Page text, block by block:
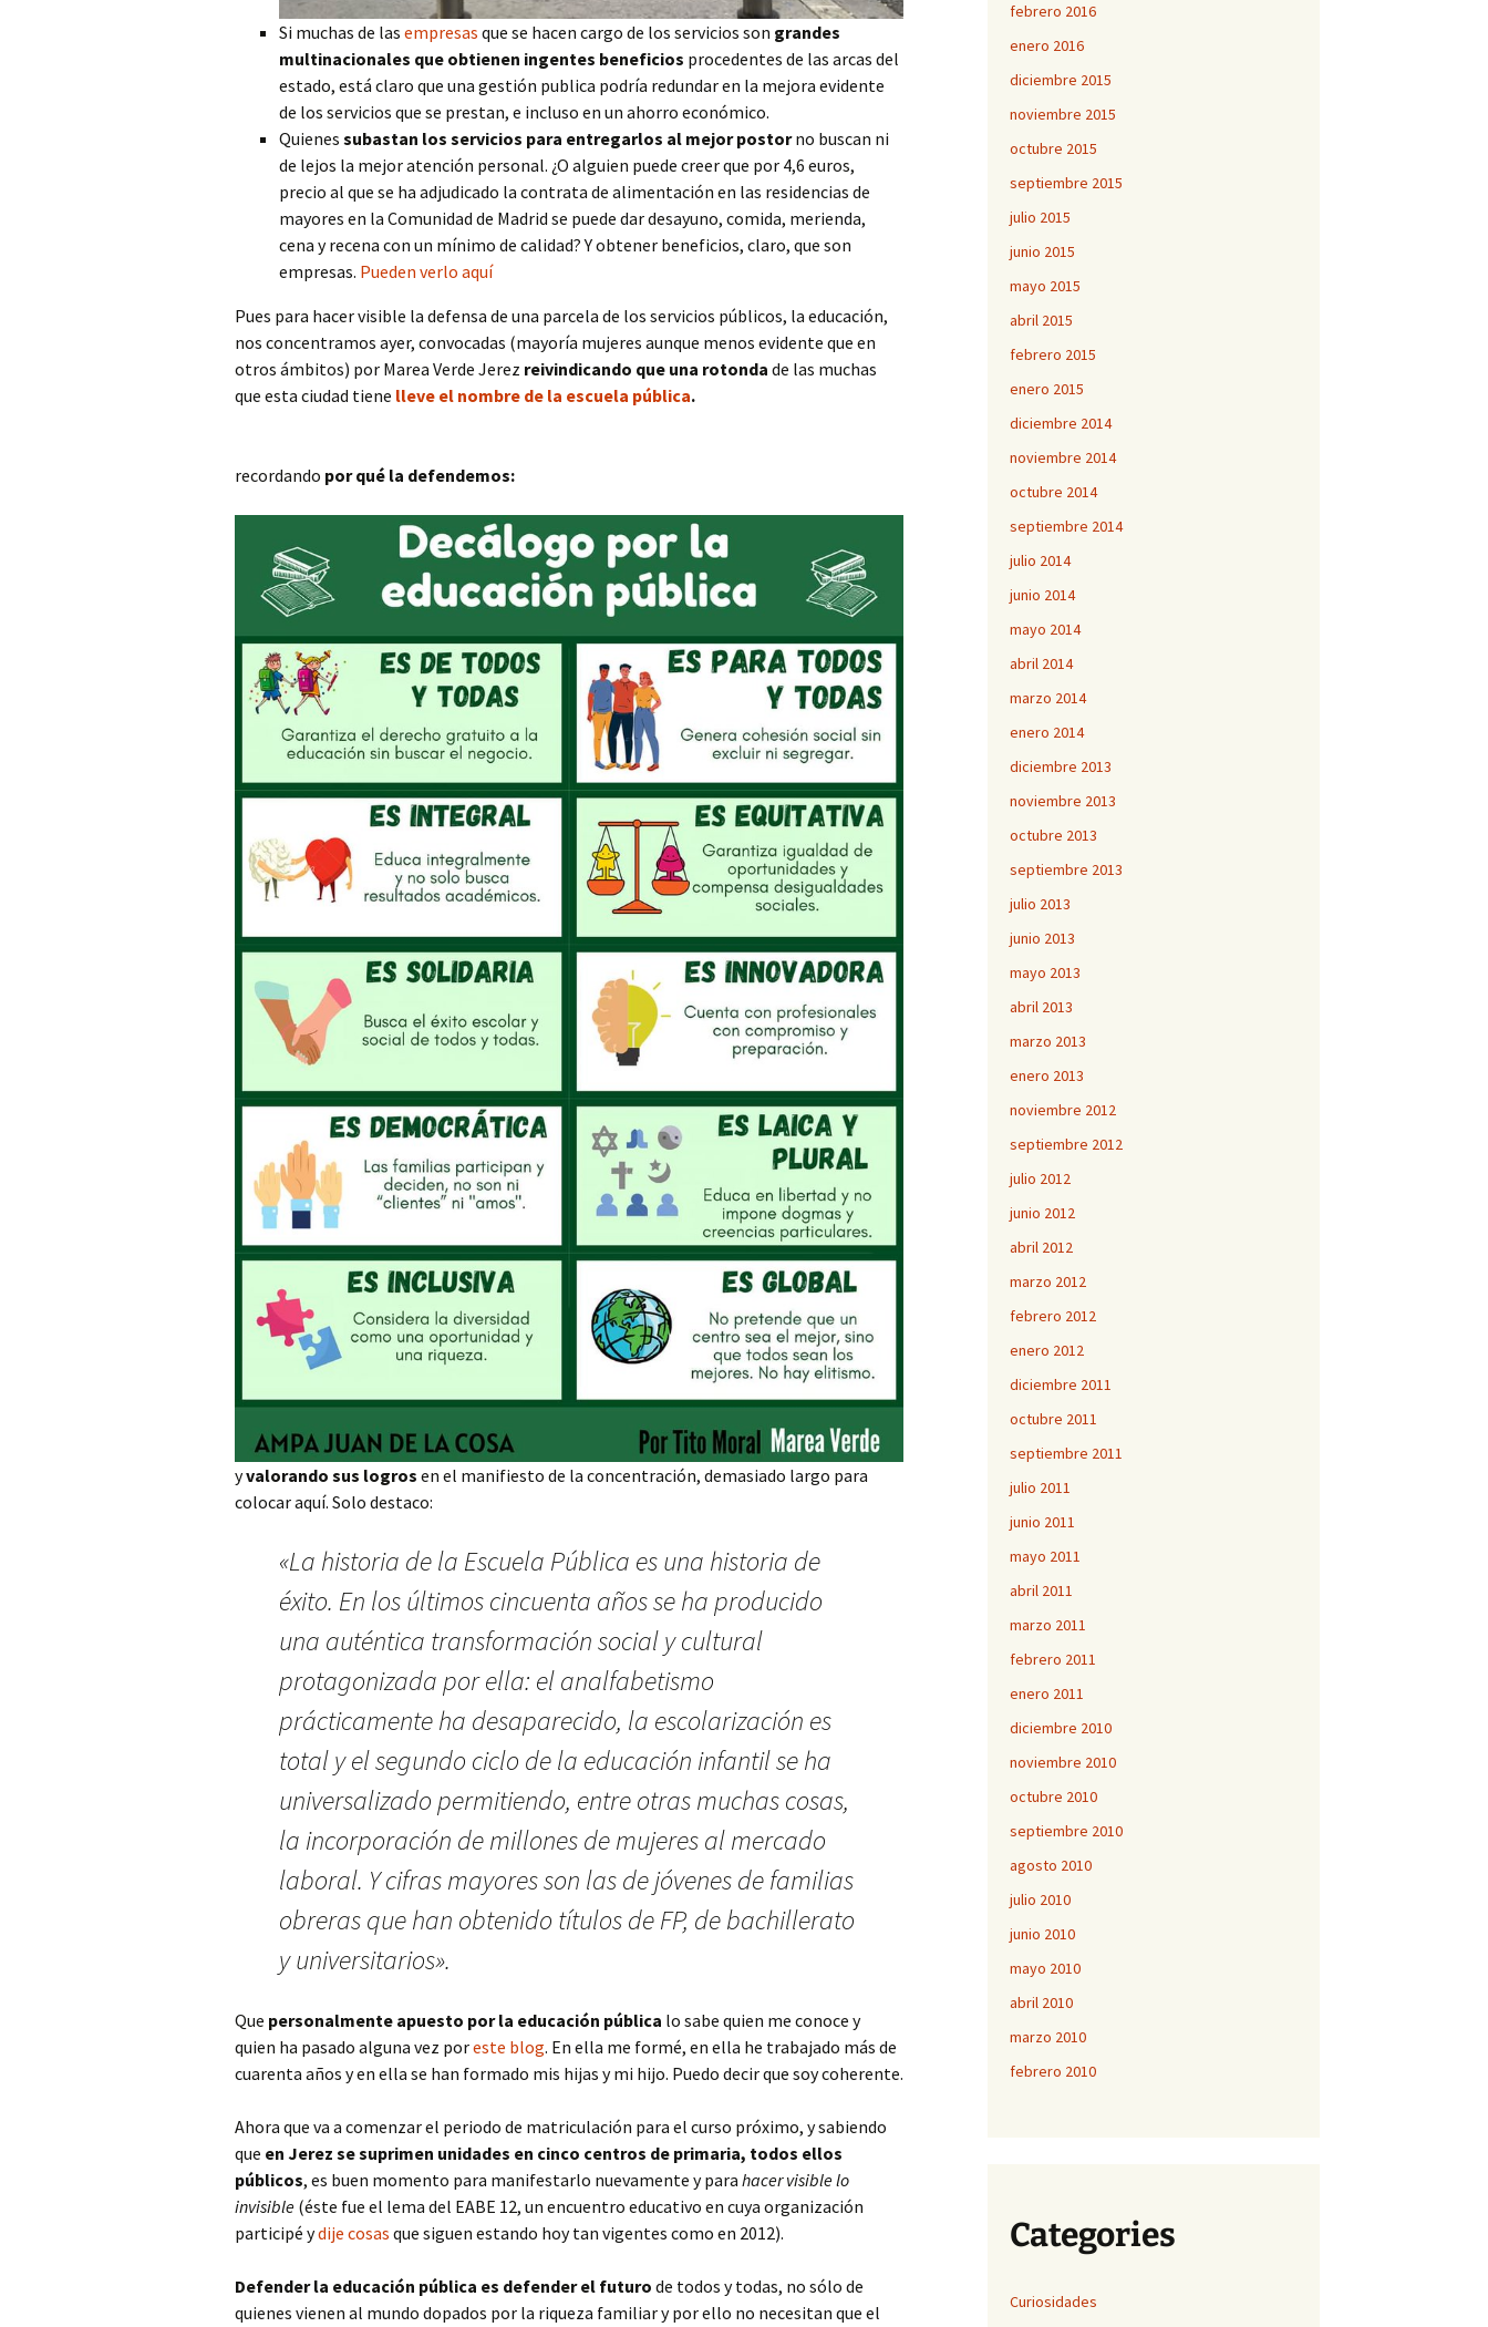
Si muchas de las empresas que se hacen cargo de los servicios son grandes
multinacionales que obtienen ingentes beneficios procedentes de las arcas del
estado, está claro que una gestión publica podría redundar en la mejora evidente
de los servicios que se prestan, e incluso en un ahorro económico.
Quienes subastan los servicios para entregarlos al mejor postorno buscan ni
de lejos la mejor atención personal. ¿O alguien puede creer que por 4,6 euros,
precio al que se ha adjudicado la contrata de alimentación en las residencias de
mayores en la Comunidad de Madrid se puede dar desayuno, comida, merienda,
cena y recena con un mínimo de calidad? Y obtener beneficios, claro, que son
empresas. Pueden verlo aquí
Pues para hacer visible la defensa de una parcela de los servicios públicos, la educación,
nos concentramos ayer, convocadas (mayoría mujeres aunque menos evidente que en
otros ámbitos) por Marea Verde Jerez reivindicando que una rotonda de las muchas
que esta ciudad tiene lleve el nombre de la escuela pública.
recordando por qué la defendemos:
yvalorando sus logros en el manifiesto de la concentración, demasiado largo para
colocar aquí. Solo destaco:
«La historia de la Escuela Pública es una historia de
éxito. En los últimos cincuenta años se ha producido
una auténtica transformación social y cultural
protagonizada por ella: el analfabetismo
prácticamente ha desaparecido, la escolarización es
total y el segundo ciclo de la educación infantil se ha
universalizado permitiendo, entre otras muchas cosas,
la incorporación de millones de mujeres al mercado
laboral. Y cifras mayores son las de jóvenes de familias
obreras que han obtenido títulos de FP, de bachillerato
y universitarios».
Que personalmente apuesto por la educación pública lo sabe quien me conoce y
quien ha pasado alguna vez poreste blog. En ella me formé, en ella he trabajado más de
cuarenta años y en ella se han formado mis hijas y mi hijo. Puedo decir que soy coherente.
Ahora que va a comenzar el periodo de matriculación para el curso próximo, y sabiendo
que en Jerez se suprimen unidades en cinco centros de primaria, todos ellos
públicos, es buen momento para manifestarlo nuevamente y para hacer visible lo
invisible (éste fue el lema del EABE 12, un encuentro educativo en cuya organización
participé ydije cosas que siguen estando hoy tan vigentes como en 2012).
Defender la educación pública es defender el futuro de todos y todas, no sólo de
quienes vienen al mundo dopados por la riqueza familiar y por ello no necesitan que el
febrero 2016
enero 2016
diciembre 2015
noviembre 2015
octubre 2015
septiembre 2015
julio 2015
junio 2015
mayo 2015
abril 2015
febrero 2015
enero 2015
diciembre 2014
noviembre 2014
octubre 2014
septiembre 2014
julio 2014
junio 2014
mayo 2014
abril 2014
marzo 2014
enero 2014
diciembre 2013
noviembre 2013
octubre 2013
septiembre 2013
julio 2013
junio 2013
mayo 2013
abril 2013
marzo 2013
enero 2013
noviembre 2012
septiembre 2012
julio 2012
junio 2012
abril 2012
marzo 2012
febrero 2012
enero 2012
diciembre 2011
octubre 2011
septiembre 2011
julio 2011
junio 2011
mayo 2011
abril 2011
marzo 2011
febrero 2011
enero 2011
diciembre 2010
noviembre 2010
octubre 2010
septiembre 2010
agosto 2010
julio 2010
junio 2010
mayo 2010
abril 2010
marzo 2010
febrero 2010
Categories
Curiosidades